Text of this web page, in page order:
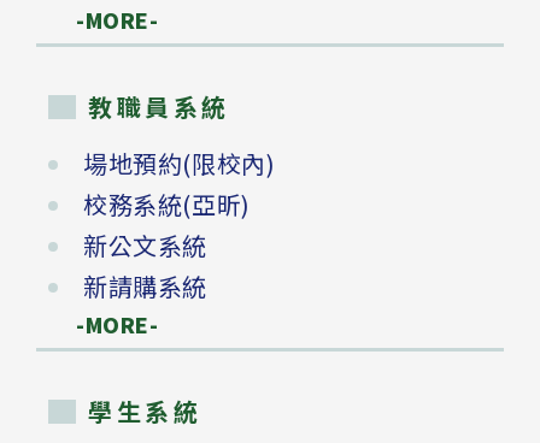
-MORE-
教職員系統
場地預約(限校內)
校務系統(亞昕)
新公文系統
新請購系統
-MORE-
學生系統